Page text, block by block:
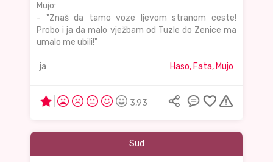
Mujo:
- "Znaš da tamo voze ljevom stranom ceste!
Probo i ja da malo vježbam od Tuzle do Zenice ma
umalo me ubili!"
ja Haso, Fata, Mujo
3,93
Sud